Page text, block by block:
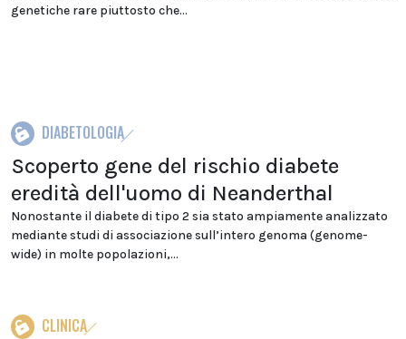
genetiche rare piuttosto che...
DIABETOLOGIA
Scoperto gene del rischio diabete
eredità dell'uomo di Neanderthal
Nonostante il diabete di tipo 2 sia stato ampiamente analizzato
mediante studi di associazione sull’intero genoma (genome-
wide) in molte popolazioni,...
CLINICA